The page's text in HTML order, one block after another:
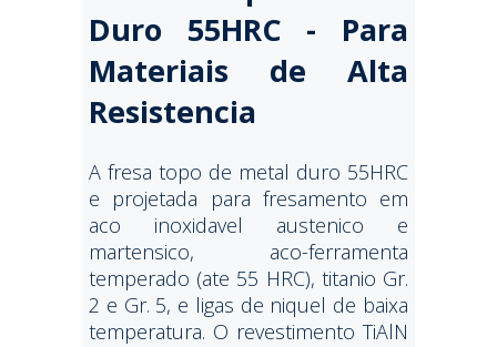
Duro 55HRC - Para
Materiais de Alta
Resistencia
A fresa topo de metal duro 55HRC
e projetada para fresamento em
aco inoxidavel austenico e
martensico, aco-ferramenta
temperado (ate 55 HRC), titanio Gr.
2 e Gr. 5, e ligas de niquel de baixa
temperatura. O revestimento TiAlN